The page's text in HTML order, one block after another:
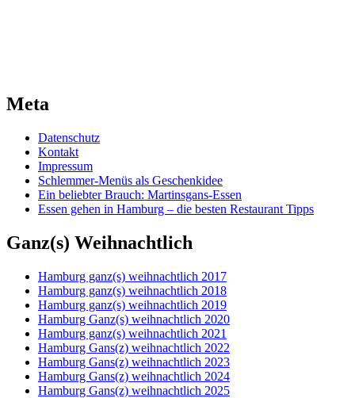
Meta
Datenschutz
Kontakt
Impressum
Schlemmer-Menüs als Geschenkidee
Ein beliebter Brauch: Martinsgans-Essen
Essen gehen in Hamburg – die besten Restaurant Tipps
Ganz(s) Weihnachtlich
Hamburg ganz(s) weihnachtlich 2017
Hamburg ganz(s) weihnachtlich 2018
Hamburg ganz(s) weihnachtlich 2019
Hamburg Ganz(s) weihnachtlich 2020
Hamburg ganz(s) weihnachtlich 2021
Hamburg Gans(z) weihnachtlich 2022
Hamburg Gans(z) weihnachtlich 2023
Hamburg Gans(z) weihnachtlich 2024
Hamburg Gans(z) weihnachtlich 2025